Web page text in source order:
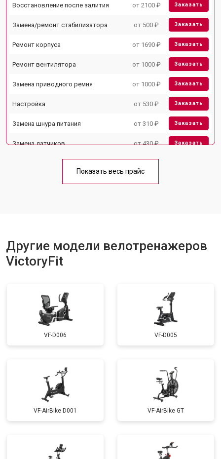
Восстановление после залития от 2100 ₽ Заказать
Замена/ремонт стабилизатора от 500 ₽ Заказать
Ремонт корпуса от 1690 ₽ Заказать
Ремонт вентилятора от 1000 ₽ Заказать
Замена приводного ремня от 1000 ₽ Заказать
Настройка от 530 ₽ Заказать
Замена шнура питания от 310 ₽ Заказать
Замена датчиков от 430 ₽ Заказать
Замена дисплея (экрана) от 1000 ₽
Показать весь прайс
Другие модели велотренажеров
VictoryFit
VF-D006 VF-D005
VF-AirBike D001 VF-AirBike GT